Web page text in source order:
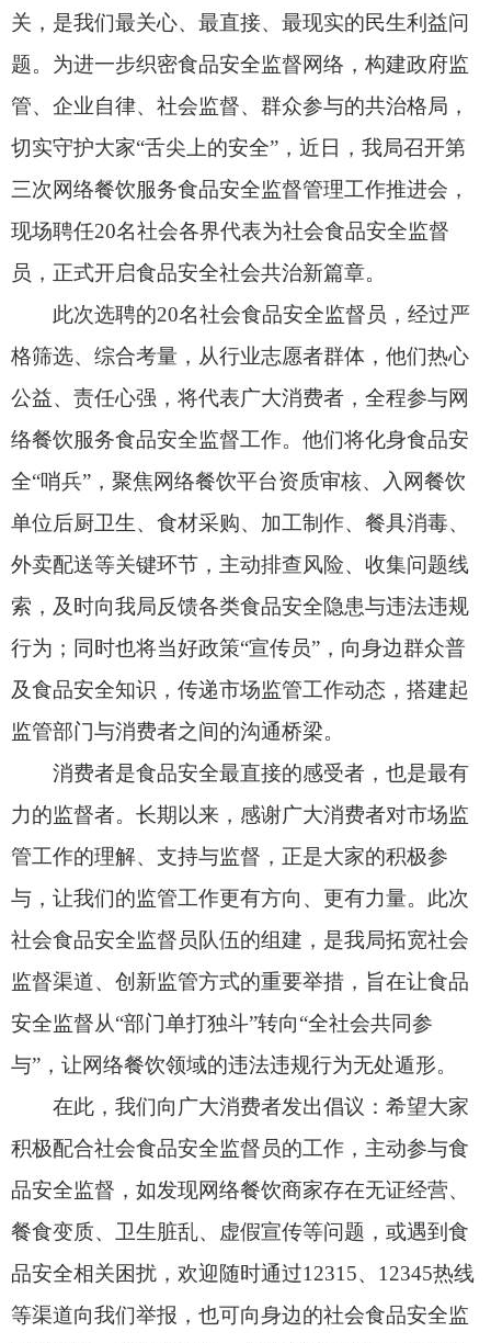
现场聘任20名社会各界代表为社会食品安全监督
此次选聘的20名社会食品安全监督员，经过严
格筛选、综合考量，从行业志愿者群体，他们热心
公益、责任心强，将代表广大消费者，全程参与网
络餐饮服务食品安全监督工作。他们将化身食品安
全“哨兵”，聚焦网络餐饮平台资质审核、入网餐饮
外卖配送等关键环节，主动排查风险、收集问题线
索，及时向我局反馈各类食品安全隐患与违法违规
行为；同时也将当好政策“宣传员”，向身边群众普
及食品安全知识，传递市场监管工作动态，搭建起
监管部门与消费者之间的沟通桥梁。
力的监督者。长期以来，感谢广大消费者对市场监
管工作的理解、支持与监督，正是大家的积极参
与，让我们的监管工作更有方向、更有力量。此次
社会食品安全监督员队伍的组建，是我局拓宽社会
监督渠道、创新监管方式的重要举措，旨在让食品
”，让网络餐饮领域的违法违规行为无处遁形。
在此，我们向广大消费者发出倡议：希望大家
积极配合社会食品安全监督员的工作，主动参与食
品安全监督，如发现网络餐饮商家存在无证经营、
餐食变质、卫生脏乱、虚假宣传等问题，或遇到食
等渠道向我们举报，也可向身边的社会食品安全监
督员反映。我们将对每一条线索认真核查、依法处
置，坚决守护消费者的合法权益。
守护食品安全，离不开你我共同努力。市场监
管局将始终坚守监管初心，以最严谨的标准、最严
细网络餐饮食品安全监管工作，携手20名社会食品
安全监督员，与广大消费者同心同行，共建安全、
健康、有序的餐饮消费环境，让大家吃得安心、吃
得放心！
最后，衷心祝愿广大消费者身体健康、生活顺
阿图什市市场监督管理局